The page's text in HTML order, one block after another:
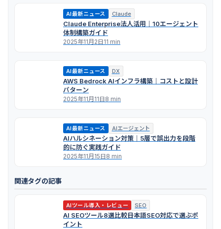
AI最新ニュース Claude
Claude Enterprise法人活用｜10エージェント
体制構築ガイド
2025年11月2日11 min
AI最新ニュース DX
AWS Bedrock AIインフラ構築｜コストと設計
パターン
2025年11月11日8 min
AI最新ニュース AIエージェント
AIハルシネーション対策｜5層で誤出力を段階
的に防ぐ実践ガイド
2025年11月15日8 min
関連タグの記事
AIツール導入・レビュー SEO
AI SEOツール8選比較――日本語SEO対応で選ぶポ
イント